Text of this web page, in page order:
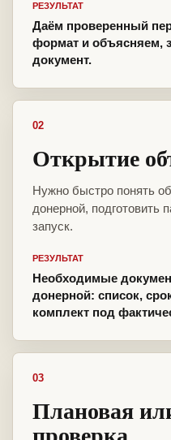
РЕЗУЛЬТАТ
Даём проверенный
формат и объясняем,
документ.
02
Открытие
Нужно быстро понять
донерной, подготовить
запуск.
РЕЗУЛЬТАТ
Необходимые
донерной: список,
комплект под
03
Плановая